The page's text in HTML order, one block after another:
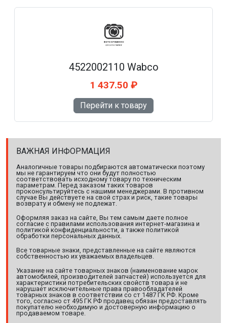
4522002110 Wabco
1 437.50 ₽
Перейти к товару
ВАЖНАЯ ИНФОРМАЦИЯ
Аналогичные товары подбираются автоматически поэтому
мы не гарантируем что они будут полностью
соответствовать исходному товару по техническим
параметрам. Перед заказом таких товаров
проконсультируйтесь с нашими менеджерами. В противном
случае Вы действуете на свой страх и риск, такие товары
возврату и обмену не подлежат.
Оформляя заказ на сайте, Вы тем самым даете полное
согласие с правилами использования интернет-магазина и
политикой конфиденциальности, а также политикой
обработки персональных данных.
Все товарные знаки, представленные на сайте являются
собственностью их уважаемых владельцев.
Указание на сайте товарных знаков (наименование марок
автомобилей, производителей запчастей) используется для
характеристики потребительских свойств товара и не
нарушает исключительные права правообладателей
товарных знаков в соответствии со ст 1487 ГК РФ. Кроме
того, согласно ст 495 ГК РФ продавец обязан предоставлять
покупателю необходимую и достоверную информацию о
продаваемом товаре.